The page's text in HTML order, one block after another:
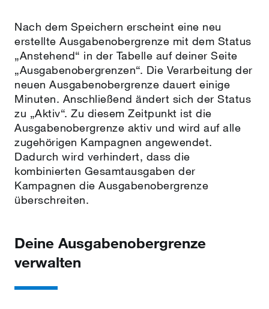
Nach dem Speichern erscheint eine neu
erstellte Ausgabenobergrenze mit dem Status
„Anstehend“ in der Tabelle auf deiner Seite
„Ausgabenobergrenzen“. Die Verarbeitung der
neuen Ausgabenobergrenze dauert einige
Minuten. Anschließend ändert sich der Status
zu „Aktiv“. Zu diesem Zeitpunkt ist die
Ausgabenobergrenze aktiv und wird auf alle
zugehörigen Kampagnen angewendet.
Dadurch wird verhindert, dass die
kombinierten Gesamtausgaben der
Kampagnen die Ausgabenobergrenze
überschreiten.
Deine Ausgabenobergrenze
verwalten